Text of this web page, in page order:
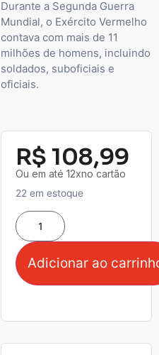
Durante a Segunda Guerra
Mundial, o Exército Vermelho
contava com mais de 11
milhões de homens, incluindo
soldados, suboficiais e
oficiais.
R$ 108,99
Ou em até 12xno cartão
22 em estoque
Adicionar ao